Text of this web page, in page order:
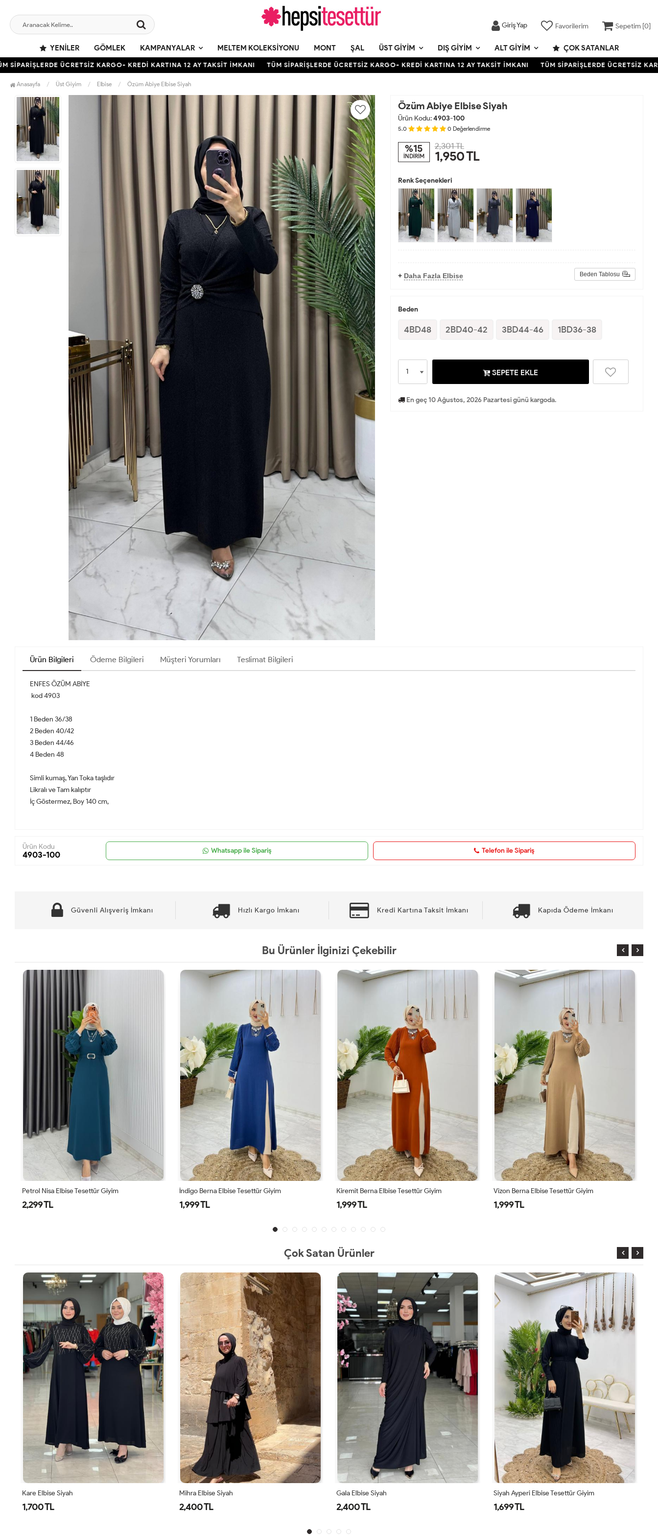
Giriş Yap Favorilerim Sepetim [0]
YENILER GÖMLEK KAMPANYALAR MELTEM KOLEKSIYONU MONT ŞAL ÜST GIYIM DIŞ GIYIM ALT GIYIM ÇOK SATANLAR
ÜCRETSİZ KARGO- KREDİ KARTINA 12 AY TAKSİT İMKANI TÜM SİPARİŞLERDE ÜCRETSİZ KARGO- KREDİ KARTINA 12 AY TAKSİT İMKANI TÜM SİPARİŞLERDE ÜCRETSİZ KARGO-
Anasayfa Üst Giyim Elbise Özüm Abiye Elbise Siyah
Özüm Abiye Elbise Siyah
Ürün Kodu:4903-100
5.0 0 Değerlendirme
%15
İNDİRİM
2,301 TL
1,950TL
Renk Seçenekleri
+ Daha Fazla Elbise Beden Tablosu
Beden
4BD48 2BD40-42 3BD44-46 1BD36-38
SEPETE EKLE
En geç 10 Ağustos, 2026 Pazartesi günü kargoda.
Ürün Bilgileri Ödeme Bilgileri Müşteri Yorumları Teslimat Bilgileri
ENFES ÖZÜM ABİYE
kod 4903
1 Beden 36/38
2 Beden 40/42
3 Beden 44/46
4 Beden 48
Simli kumaş, Yan Toka taşlıdır
Likralı ve Tam kalıptır
İç Göstermez, Boy 140 cm,
Ürün Kodu
4903-100 Whatsapp ile Sipariş Telefon ile Sipariş
Güvenli Alışveriş İmkanı Hızlı Kargo İmkanı Kredi Kartına Taksit İmkanı Kapıda Ödeme İmkanı
Bu Ürünler İlginizi Çekebilir
İndigo Berna Elbise Tesettür Giyim
1,999 TL
Kiremit Berna Elbise Tesettür Giyim
1,999 TL
Vizon Berna Elbise Tesettür Giyim
1,999 TL
Lacivert Berna Elbise Tesettür Giyim
1,999 TL
Çok Satan Ürünler
Mihra Elbise Siyah Gala Elbise Siyah Siyah Ayperi Elbise Tesettür Giyim Petrol Yeşil Ayperi Elbise Tesettür